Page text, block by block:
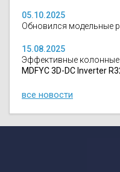
05.10.2025
Обновился модельные
15.08.2025
Эффективные
MDFYC 3D-DC Inverter
все новости